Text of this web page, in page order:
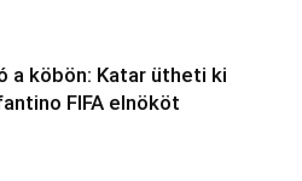
a köbön: Katar ütheti ki
FIFA elnököt